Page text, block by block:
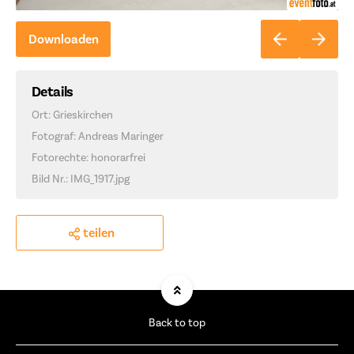
Downloaden
Details
Ort: Grieskirchen
Fotograf: Andreas Maringer
Fotorechte: honorarfrei
Bild Nr.: IMG_1917.jpg
teilen
Back to top